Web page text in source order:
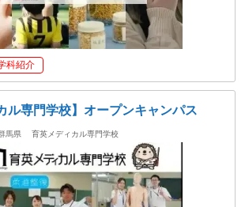
科紹介
ル専門学校】オープンキャンパス
馬県 育英メディカル専門学校